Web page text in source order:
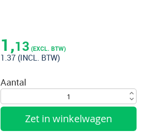
1,13 (EXCL. BTW)
1.37 (INCL. BTW)
Aantal
Zet in winkelwagen